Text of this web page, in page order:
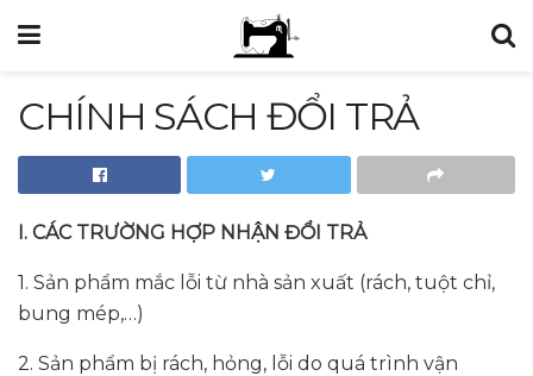
CHÍNH SÁCH ĐỔI TRẢ
I. CÁC TRƯỜNG HỢP NHẬN ĐỔI TRẢ
1. Sản phẩm mắc lỗi từ nhà sản xuất (rách, tuột chỉ,
bung mép,…)
2. Sản phẩm bị rách, hỏng, lỗi do quá trình vận